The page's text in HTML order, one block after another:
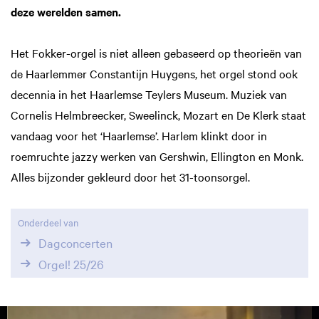
deze werelden samen.
Het Fokker-orgel is niet alleen gebaseerd op theorieën van
de Haarlemmer Constantijn Huygens, het orgel stond ook
decennia in het Haarlemse Teylers Museum. Muziek van
Cornelis Helmbreecker, Sweelinck, Mozart en De Klerk staat
vandaag voor het ‘Haarlemse’. Harlem klinkt door in
roemruchte jazzy werken van Gershwin, Ellington en Monk.
Alles bijzonder gekleurd door het 31-toonsorgel.
Onderdeel van
Dagconcerten
Orgel! 25/26